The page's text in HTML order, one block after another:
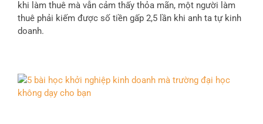
khi làm thuê mà vẫn cảm thấy thỏa mãn, một người làm
thuê phải kiếm được số tiền gấp 2,5 lần khi anh ta tự kinh
doanh.